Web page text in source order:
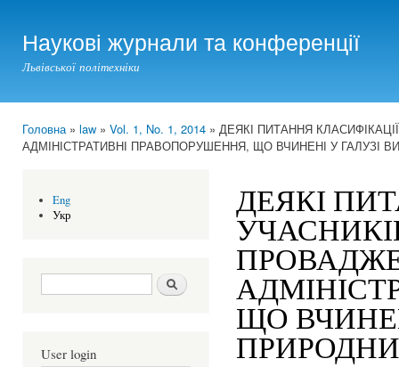
Наукові журнали та конференції
Львівської політехніки
You are here
Головна» law » Vol. 1, No. 1, 2014 » ДЕЯКІ ПИТАННЯ
АДМІНІСТРАТИВНІ ПРАВОПОРУШЕННЯ, ЩО ВЧИНЕНІ У ГАЛУЗІ
Eng
Укр
Search form Шукати
User login
ДЕЯКІ
ЩО